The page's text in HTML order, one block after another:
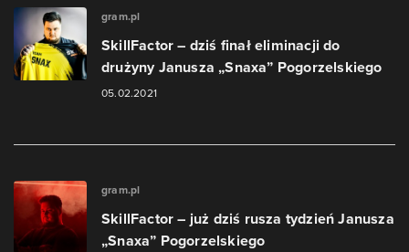
gram.pl
SkillFactor – dziś finał eliminacji do
drużyny Janusza „Snaxa” Pogorzelskiego
05.02.2021
gram.pl
SkillFactor – już dziś rusza tydzień Janusza
„Snaxa” Pogorzelskiego